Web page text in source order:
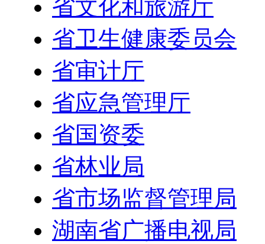
省文化和旅游厅
省卫生健康委员会
省审计厅
省应急管理厅
省国资委
省林业局
省市场监督管理局
湖南省广播电视局